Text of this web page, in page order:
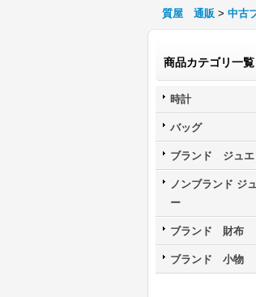
質屋 通販 > 中古
商品カテゴリ一覧
時計
バッグ
ブランド ジュエ
ノンブランド ジ
ー
ブランド 財布
ブランド 小物